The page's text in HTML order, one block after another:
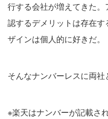
行する会社が増えてきた
認するデメリットは存在
ザインは個人的に好きだ。
そんなナンバーレスに両社
※楽天はナンバーが記載さ